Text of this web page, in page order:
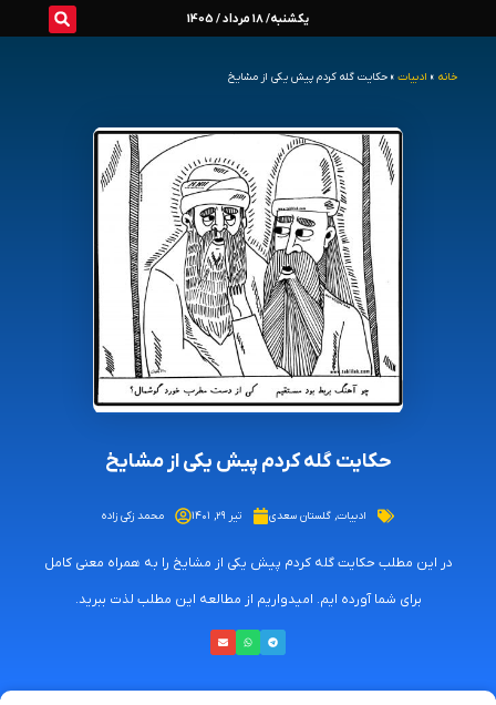
یکشنبه/ 18 مرداد / 1405
خانه » ادبیات » حکایت گله کردم پیش یکی از مشایخ
حکایت گله کردم پیش یکی از مشایخ
ادبیات, گلستان سعدی تیر ۲۹, ۱۴۰۱ محمد زکی زاده
در این مطلب حکایت گله کردم پیش یکی از مشایخ را به همراه معنی کامل
برای شما آورده ایم. امیدواریم از مطالعه این مطلب لذت ببرید.